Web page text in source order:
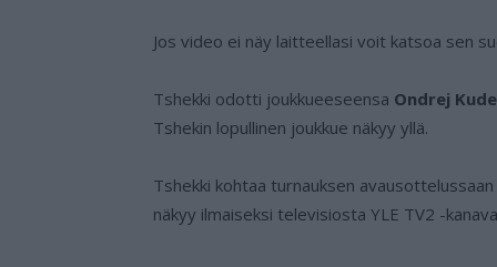
Jos video ei näy laitteellasi voit katsoa sen
Tshekki odotti joukkueeseensa Ondrej
Tshekin lopullinen joukkue näkyy yllä.
Tshekki kohtaa turnauksen
näkyy ilmaiseksi televisiosta YLE TV2 -